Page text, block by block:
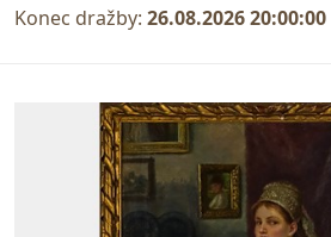
Konec dražby: 26.08.2026 20:00:00